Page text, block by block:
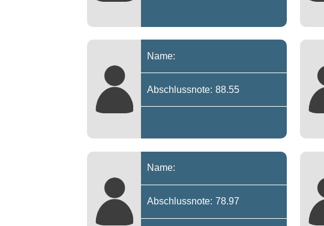
Name:
Abschlussnote: 88.55
Name:
Abschlussnote: 78.97